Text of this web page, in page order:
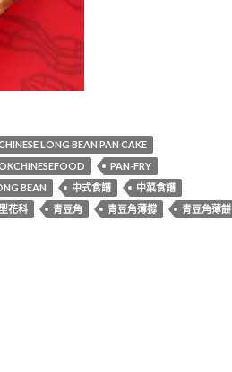
LONG BEAN PAN CAKE
PAN-FRY
BEAN
中式食譜
中菜食譜
花科
青豆角 青豆角薄撐 青豆角薄餅